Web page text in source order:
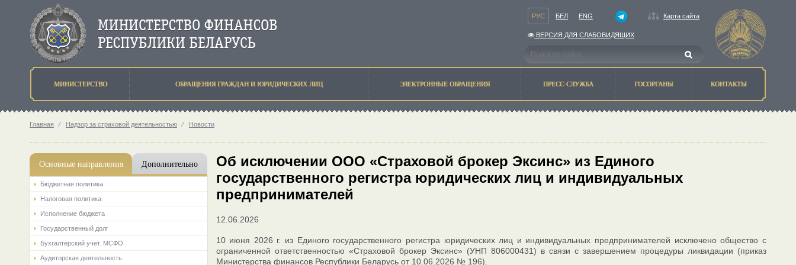
РУС БЕЛ ENG Карта сайта
ВЕРСИЯ ДЛЯ СЛАБОВИДЯЩИХ
МИНИСТЕРСТВО ОБРАЩЕНИЯ ГРАЖДАН И ЮРИДИЧЕСКИХ ЛИЦ ЭЛЕКТРОННЫЕ ОБРАЩЕНИЯ ПРЕСС-СЛУЖБА ГОСОРГАНЫ КОНТАКТЫ
Главная ⁄ Надзор за страховой деятельностью ⁄ Новости
Основные направления Дополнительно
Бюджетная политика
Налоговая политика
Исполнение бюджета
Государственный долг
Бухгалтерский учет. МСФО
Аудиторская деятельность
Об исключении ООО «Страховой брокер Эксинс» из Единого
государственного регистра юридических лиц и индивидуальных
предпринимателей
12.06.2026
10 июня 2026 г. из Единого государственного регистра юридических лиц и индивидуальных предпринимателей исключено общество с
ограниченной ответственностью «Страховой брокер Эксинс» (УНП 806000431) в связи с завершением процедуры ликвидации (приказ
Министерства финансов Республики Беларусь от 10.06.2026 № 196).